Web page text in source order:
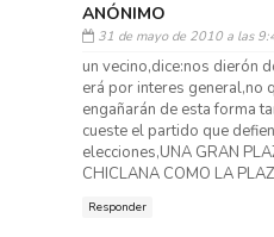
ANÓNIMO
31 de mayo de 2010 a las
un vecino,dice:nos dierón
erá por interes general,no
engañarán de esta forma
cueste el partido que
elecciones,UNA GRAN
CHICLANA COMO LA
Responder